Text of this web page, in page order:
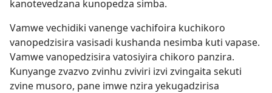
kanotevedzana kunopedza simba.
Vamwe vechidiki vanenge vachifoira kuchikoro
vanopedzisira vasisadi kushanda nesimba kuti vapase.
Vamwe vanopedzisira vatosiyira chikoro panzira.
Kunyange zvazvo zvinhu zviviri izvi zvingaita sekuti
zvine musoro, pane imwe nzira yekugadzirisa